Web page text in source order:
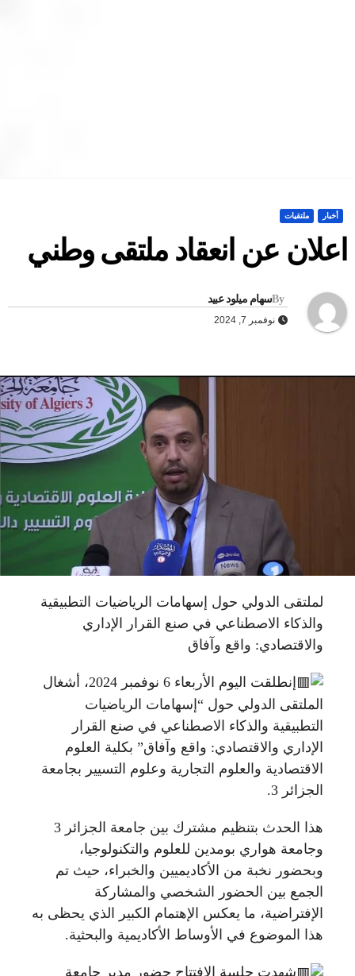
أخبار ملتقيات
عن انعقاد ملتقى وطني
Byسهام ميلود عبيد
نوفمبر 7, 2024
لملتقى الدولي حول إسهامات الرياضيات التطبيقية
والذكاء الاصطناعي في صنع القرار الإداري
والاقتصادي: واقع وآفاق
إنطلقت اليوم الأربعاء 6 نوفمبر 2024، أشغال
الملتقى الدولي حول “إسهامات الرياضيات
التطبيقية والذكاء الاصطناعي في صنع القرار
الإداري والاقتصادي: واقع وآفاق” بكلية العلوم
الاقتصادية والعلوم التجارية وعلوم التسيير بجامعة
الجزائر 3.
هذا الحدث بتنظيم مشترك بين جامعة الجزائر 3
وجامعة هواري بومدين للعلوم والتكنولوجيا،
وبحضور نخبة من الأكاديميين والخبراء، حيث تم
الجمع بين الحضور الشخصي والمشاركة
الإفتراضية، ما يعكس الإهتمام الكبير الذي يحظى به
هذا الموضوع في الأوساط الأكاديمية والبحثية.
شهدت جلسة الإفتتاح حضور مدير جامعة